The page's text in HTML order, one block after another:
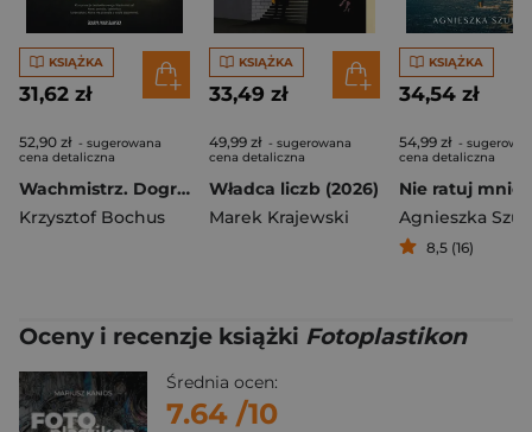
KSIĄŻKA
31,62 zł
52,90 zł - sugerowana
cena detaliczna
Wachmistrz. Dogrywka
Krzysztof Bochus
KSIĄŻKA
33,49 zł
49,99 zł - sugerowana
cena detaliczna
Władca liczb (2026)
Marek Krajewski
KSIĄŻKA
34,54 zł
54,99 zł -
cena detaliczna
Nie ratuj mnie
Agnieszka
8,5 (16)
Oceny i recenzje książki Fotoplastikon
Średnia ocen:
7.64 /10